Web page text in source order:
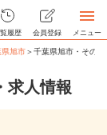
履歴 会員登録 メニュー
県旭市＞千葉県旭市・その
求人情報